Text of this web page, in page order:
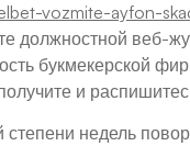
vozmite-ayfon-
должностной веб-
букмекерской
и
недель